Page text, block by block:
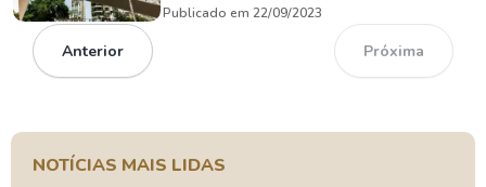
Publicado em 22/09/2023
Anterior Próxima
NOTÍCIAS MAIS LIDAS